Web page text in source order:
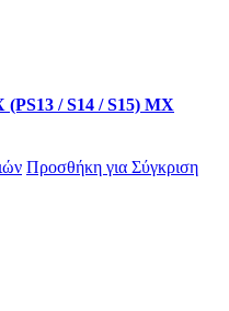
(PS13 / S14 / S15) MX
Προσθήκη για Σύγκριση